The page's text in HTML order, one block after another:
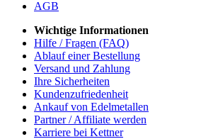
AGB
Wichtige Informationen
Hilfe / Fragen (FAQ)
Ablauf einer Bestellung
Versand und Zahlung
Ihre Sicherheiten
Kundenzufriedenheit
Ankauf von Edelmetallen
Partner / Affiliate werden
Karriere bei Kettner